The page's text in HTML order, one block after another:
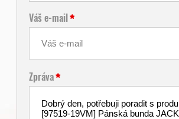
Váš e-mail
Zpráva